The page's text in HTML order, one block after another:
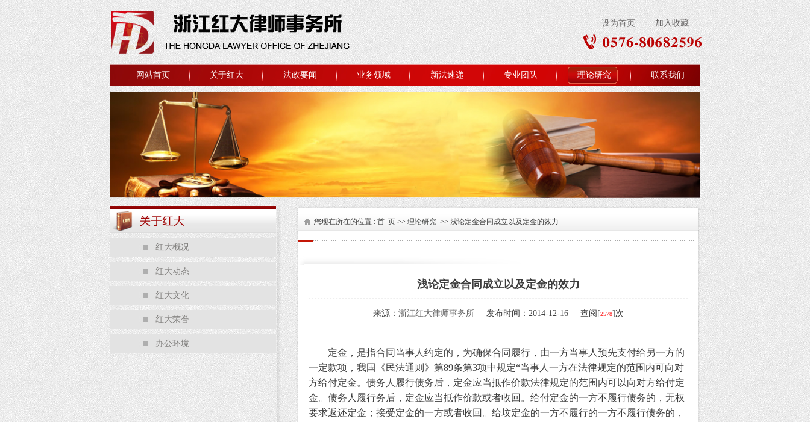
设为首页 加入收藏
网站首页 关于红大 法政要闻 业务领域 新法速递 专业团队 理论研究 联系我们
红大概况
红大动态
红大文化
红大荣誉
办公环境
您现在所在的位置 : 首 页 >> 理论研究 >> 浅论定金合同成立以及定金的效力
浅论定金合同成立以及定金的效力
来源： 浙江红大律师事务所发布时间：2014-12-16 查阅[2578]次
定金，是指合同当事人约定的，为确保合同履行，由一方当事人预先支付给另一方的
一定款项，我国《民法通则》第89条第3项中规定“当事人一方在法律规定的范围内可向对
方给付定金。债务人履行债务后，定金应当抵作价款法律规定的范围内可以向对方给付定
金。债务人履行务后，定金应当抵作价款或者收回。给付定金的一方不履行债务的，无权
要求返还定金；接受定金的一方或者收回。给坟定金的一方不履行的一方不履行债务的，